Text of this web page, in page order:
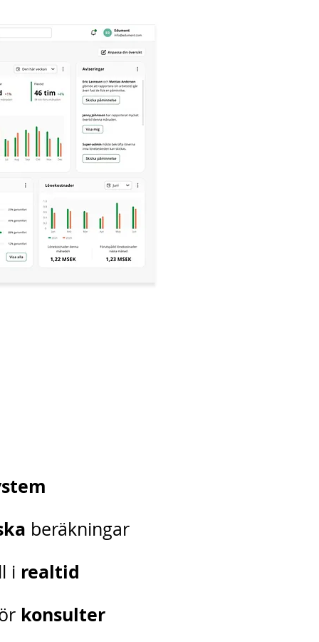
beräkningar
i realtid
konsulter